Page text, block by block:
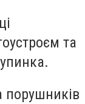
та
порушників